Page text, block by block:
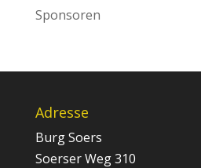
Sponsoren
Adresse
Burg Soers
Soerser Weg 310